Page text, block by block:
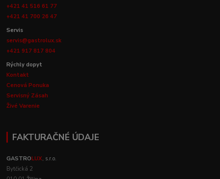
+421 41 516 61 77
+421 41 700 26 47
Servis
servis@gastrolux.sk
+421 917 817 804
Rýchly dopyt
Kontakt
Cenová Ponuka
Servisný Zásah
Živé Varenie
FAKTURAČNÉ ÚDAJE
GASTROLUX, s.r.o.
Bytčická 2